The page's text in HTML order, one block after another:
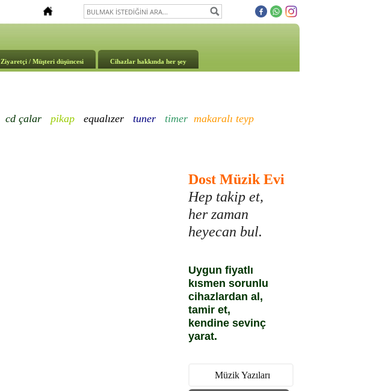
Ziyaretçi / Müşteri düşüncesi Cihazlar hakkında her şey
cd çalar pikap equalızer tuner timer makaralı teyp
Dost Müzik Evi
Hep takip et,
her zaman
heyecan bul.
Uygun fiyatlı
kısmen sorunlu
cihazlardan al,
tamir et,
kendine sevinç
yarat.
Müzik Yazıları